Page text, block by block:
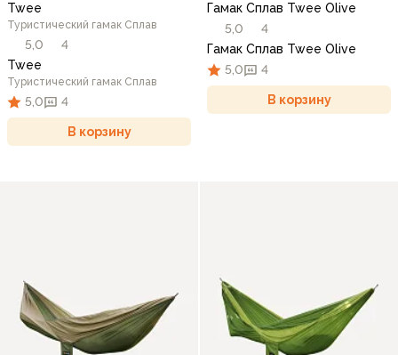
Twee
Туристический гамак Сплав
5,0
4
Twee
Туристический гамак Сплав
5,0 4
В корзину
Гамак Сплав Twee Olive
5,0
4
Гамак Сплав Twee Olive
5,0
4
В корзину